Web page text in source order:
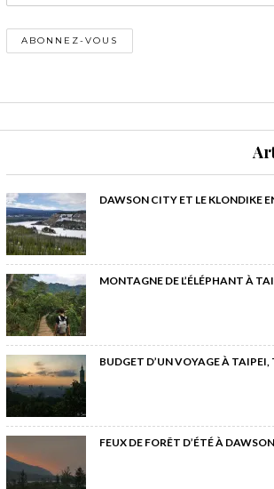
DAWSON CITY ET LE KLONDIKE
MONTAGNE DE L’ÉLÉPHANT À
BUDGET D’UN VOYAGE À
FEUX DE FORÊT D’ÉTÉ À